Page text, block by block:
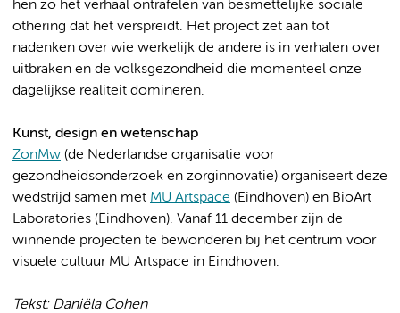
hen zo het verhaal ontrafelen van besmettelijke sociale
othering dat het verspreidt. Het project zet aan tot
nadenken over wie werkelijk de andere is in verhalen over
uitbraken en de volksgezondheid die momenteel onze
dagelijkse realiteit domineren.
Kunst, design en wetenschap
ZonMw (de Nederlandse organisatie voor
gezondheidsonderzoek en zorginnovatie) organiseert deze
wedstrijd samen met MU Artspace (Eindhoven) en BioArt
Laboratories (Eindhoven). Vanaf 11 december zijn de
winnende projecten te bewonderen bij het centrum voor
visuele cultuur MU Artspace in Eindhoven.
Tekst: Daniëla Cohen